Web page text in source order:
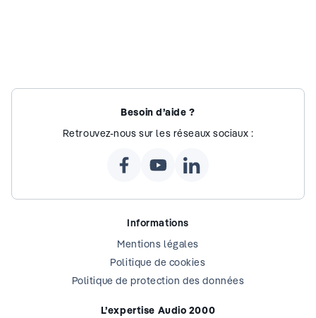
Besoin d’aide ?
Retrouvez-nous sur les réseaux sociaux :
Informations
Mentions légales
Politique de cookies
Politique de protection des données
L’expertise Audio 2000